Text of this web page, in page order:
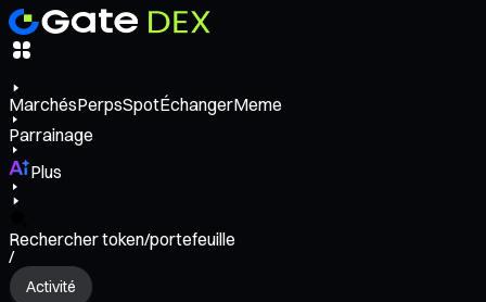
MarchésPerpsSpotÉchangerMeme
Parrainage
Plus
Rechercher token/portefeuille
/
Activité